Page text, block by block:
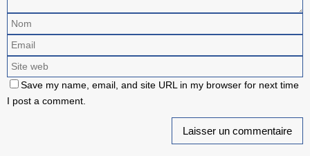
Save my name, email, and site URL in my browser for next time
I post a comment.